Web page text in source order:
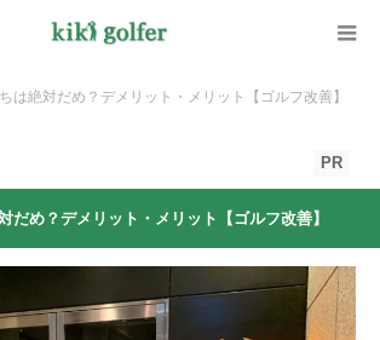
は絶対だめ？デメリット・メリット【ゴルフ改善】
PR
だめ？デメリット・メリット【ゴルフ改善】